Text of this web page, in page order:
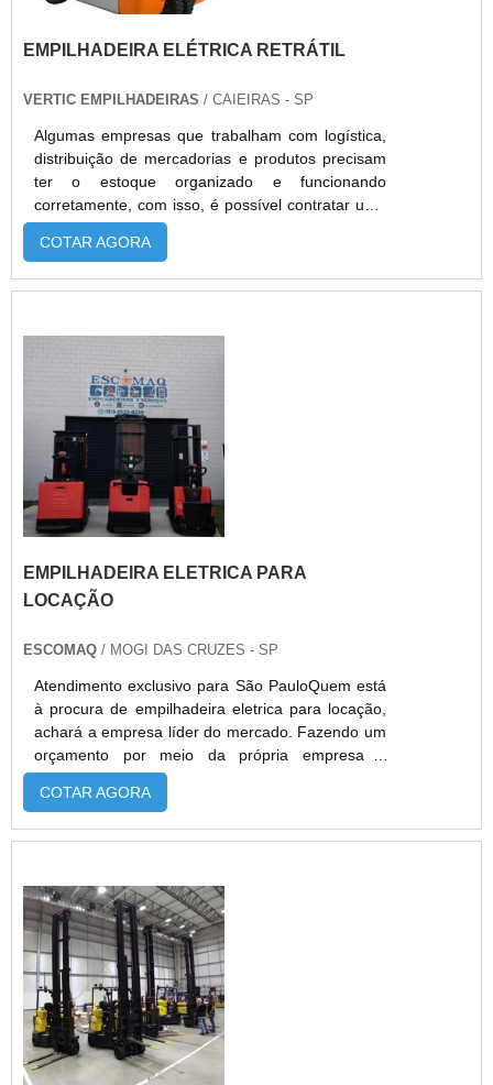
EMPILHADEIRA ELÉTRICA RETRÁTIL
VERTIC EMPILHADEIRAS / CAIEIRAS - SP
Algumas empresas que trabalham com logística,
distribuição de mercadorias e produtos precisam
ter o estoque organizado e funcionando
corretamente, com isso, é possível contratar uma
locação empilhadeira elétrica retrátil. E somente
assim o fluxo de operações poderá ser medido
automatizados.As vantagens no uso deste
COTAR AGORA
EMPILHADEIRA ELETRICA PARA
LOCAÇÃO
ESCOMAQ / MOGI DAS CRUZES - SP
Atendimento exclusivo para São PauloQuem está
à procura de empilhadeira eletrica para locação,
achará a empresa líder do mercado. Fazendo um
orçamento por meio da própria empresa e
achando a melhor em qualidade e custo
benefício. Quando o tema é empilhadeira eletrica
proteção com aumento da produtividade.MAIS
LOCAÇÃOHá muitas maneiras eficientes de
demonstrar compet...
COTAR AGORA